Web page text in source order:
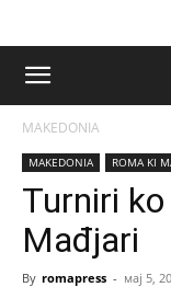
MAKEDONIA
MAKEDONIA ROMA KI
Turniri
Mađjari
By romapress - мај 5,